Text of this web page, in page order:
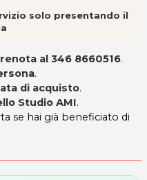
solo presentando il
al 346 8660516.
.
di acquisto.
Studio AMI.
se hai già beneficiato di